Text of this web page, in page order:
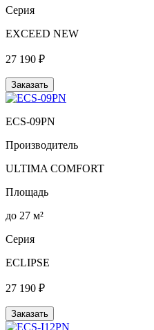
Серия
EXCEED NEW
27 190 ₽
Заказать
ECS-09PN
Производитель
ULTIMA COMFORT
Площадь
до 27 м²
Серия
ECLIPSE
27 190 ₽
Заказать